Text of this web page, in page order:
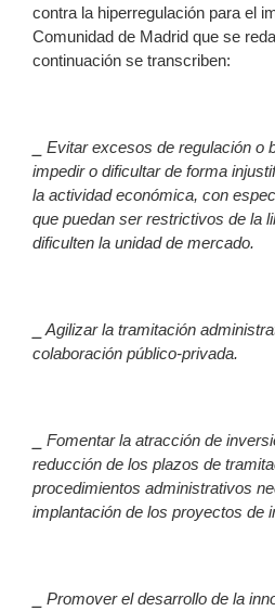
contra la hiperregulación para el
Comunidad de Madrid que se
continuación se transcriben:
Evitar excesos de regulación o
impedir o dificultar de forma
la actividad económica, con
que puedan ser restrictivos de la
dificulten la unidad de mercado.
Agilizar la tramitación
colaboración público-privada.
Fomentar la atracción de
reducción de los plazos de
procedimientos administrativos
implantación de los proyectos de
Promover el desarrollo de la